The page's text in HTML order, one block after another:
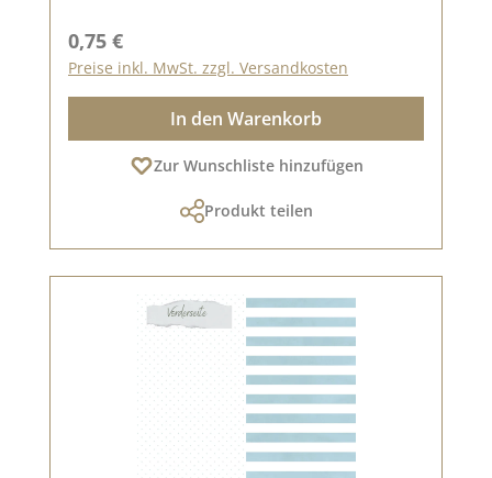
Regulärer Preis:
0,75 €
Preise inkl. MwSt. zzgl. Versandkosten
In den Warenkorb
Zur Wunschliste hinzufügen
Produkt teilen